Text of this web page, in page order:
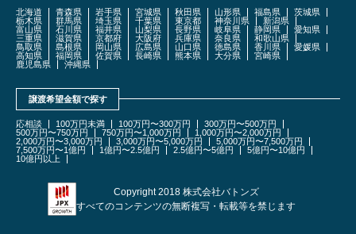
北海道 青森県 岩手県 宮城県 秋田県 山形県 福島県
茨城県
栃木県
群馬県 埼玉県 千葉県 東京都 神奈川県
新潟県
富山県
石川県 福井県 山梨県 長野県 岐阜県 静岡県
愛知県
三重県
滋賀県 京都府 大阪府 兵庫県 奈良県
和歌山県
鳥取県
島根県 岡山県 広島県 山口県 徳島県 香川県
愛媛県
高知県
福岡県 佐賀県 長崎県 熊本県 大分県
宮崎県
鹿児島県
沖縄県
譲渡希望金額で探す
応相談 100万円未満 100万円〜300万円
300万円〜500万円
500万円〜750万円
750万円〜1,000万円
1,000万円〜2,000万円
2,000万円〜3,000万円
3,000万円〜5,000万円
5,000万円〜7,500万円
7,500万円〜1億円
1億円〜2.5億円 2.5億円〜5億円
5億円〜10億円
10億円以上
Copyright 2018 株式会社バトンズ
すべてのコンテンツの無断複写・転載等を禁じます